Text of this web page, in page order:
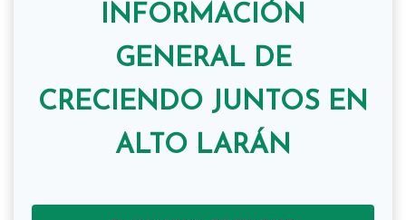
INFORMACIÓN
GENERAL DE
CRECIENDO JUNTOS EN
ALTO LARÁN